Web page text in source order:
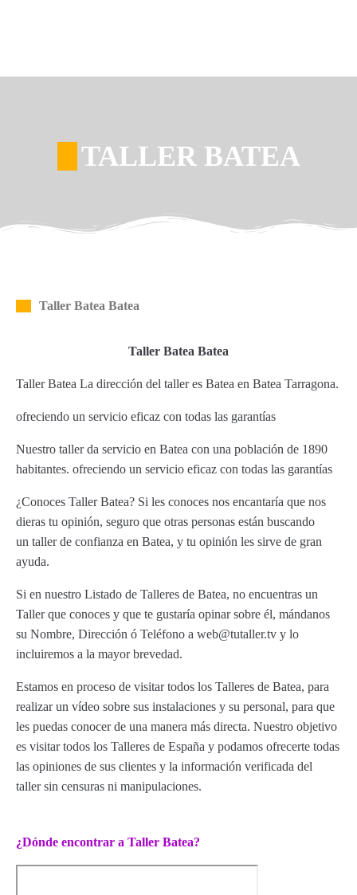
TALLER BATEA
Taller Batea Batea
Taller Batea Batea
Taller Batea La dirección del taller es Batea en Batea Tarragona.
ofreciendo un servicio eficaz con todas las garantías
Nuestro taller da servicio en Batea con una población de 1890
habitantes. ofreciendo un servicio eficaz con todas las garantías
¿Conoces Taller Batea? Si les conoces nos encantaría que nos
dieras tu opinión, seguro que otras personas están buscando
un taller de confianza en Batea, y tu opinión les sirve de gran
ayuda.
Si en nuestro Listado de Talleres de Batea, no encuentras un
Taller que conoces y que te gustaría opinar sobre él, mándanos
su Nombre, Dirección ó Teléfono a web@tutaller.tv y lo
incluiremos a la mayor brevedad.
Estamos en proceso de visitar todos los Talleres de Batea, para
realizar un vídeo sobre sus instalaciones y su personal, para que
les puedas conocer de una manera más directa. Nuestro objetivo
es visitar todos los Talleres de España y podamos ofrecerte todas
las opiniones de sus clientes y la información verificada del
taller sin censuras ni manipulaciones.
¿Dónde encontrar a Taller Batea?